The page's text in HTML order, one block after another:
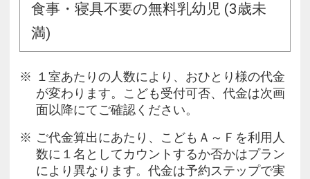
食事・寝具不要の無料乳幼児 (3歳未
満)
１室あたりの人数により、おひとり様の代金
が変わります。こども受付可否、代金は次画
面以降にてご確認ください。
ご代金算出にあたり、こどもＡ～Ｆを利用人
数に１名としてカウントするか否かはプラン
により異なります。代金は予約ステップで実